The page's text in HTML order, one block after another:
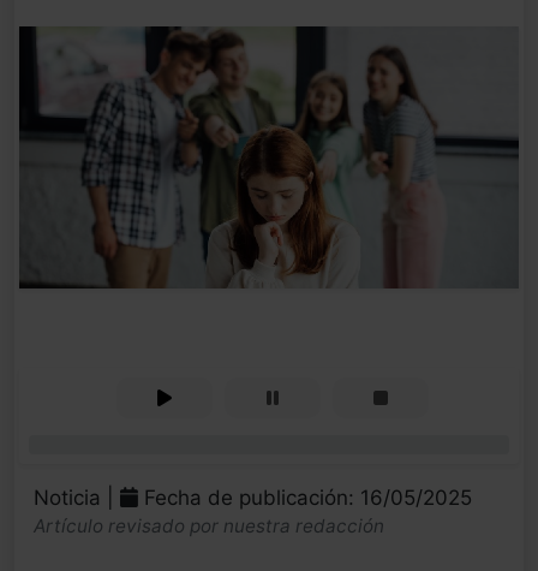
Noticia | Fecha de publicación: 16/05/2025
Artículo revisado por nuestra redacción